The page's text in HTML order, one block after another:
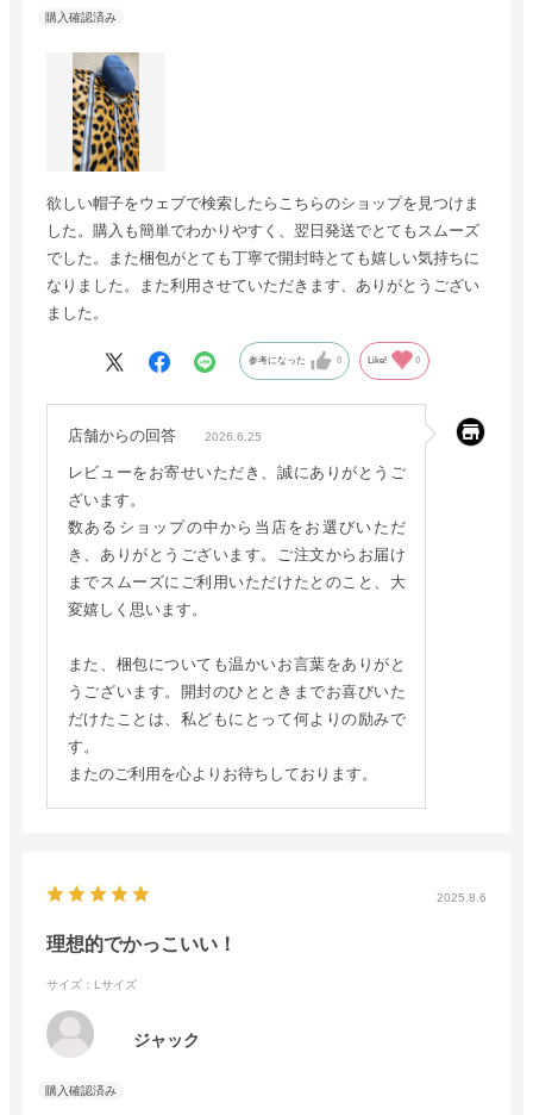
欲しい帽子をウェブで検索したらこちらのショップを見つけま
した。購入も簡単でわかりやすく、翌日発送でとてもスムーズ
でした。また梱包がとても丁寧で開封時とても嬉しい気持ちに
なりました。また利用させていただきます、ありがとうござい
ました。
参考になった 0 Like! 0
店舗からの回答 2026.6.25
レビューをお寄せいただき、誠にありがとうご
ざいます。
数あるショップの中から当店をお選びいただ
き、ありがとうございます。ご注文からお届け
までスムーズにご利用いただけたとのこと、大
変嬉しく思います。
また、梱包についても温かいお言葉をありがと
うございます。開封のひとときまでお喜びいた
だけたことは、私どもにとって何よりの励みで
す。
またのご利用を心よりお待ちしております。
2025.8.6
理想的でかっこいい！
サイズ：Lサイズ
ジャック